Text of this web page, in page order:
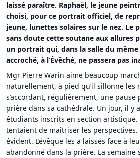
laissé paraître. Raphaël, le jeune
choisi, pour ce portrait officiel, de
jeune, lunettes solaires sur le nez. Le
sans doute cette soutane aux allures
un portrait qui, dans la salle du
accroché, à l’Évêché, ne passera
Mgr Pierre Warin aime beaucoup
naturellement, à pied qu’il sillonne les
s’accordant, régulièrement, une
prière dans sa cathédrale. Un jour, il y
étudiants inscrits en section artistique.
tentaient de maîtriser les perspectives.
évident. L’évêque les a laissés face à
abandonné dans la prière. La semaine